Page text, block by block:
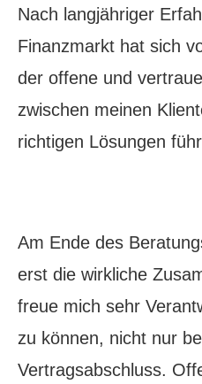
Nach langjähriger
Finanzmarkt hat sich
der offene und
zwischen meinen
richtigen Lösungen
Am Ende des
erst die wirkliche
freue mich sehr
zu können, nicht nur
Vertragsabschluss.